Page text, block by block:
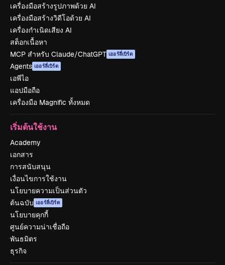
เครื่องมือสร้างรูปภาพด้วย AI
เครื่องมือสร้างวิดีโอด้วย AI
เครื่องกำเนิดเสียง AI
สต็อกเนื้อหา
MCP สำหรับ Claude/ChatGPT เออร์ลี่เบิร์ด
Agents เออร์ลี่เบิร์ด
เอพีไอ
แอปมือถือ
เครื่องมือ Magnific ทั้งหมด
เริ่มต้นใช้งาน
Academy
เอกสาร
การสนับสนุน
เงื่อนไขการใช้งาน
นโยบายความเป็นส่วนตัว
ต้นฉบับ เออร์ลี่เบิร์ด
นโยบายคุกกี้
ศูนย์ความน่าเชื่อถือ
พันธมิตร
ธุรกิจ